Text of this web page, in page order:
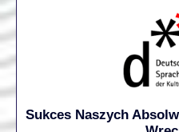
Sukces Naszych